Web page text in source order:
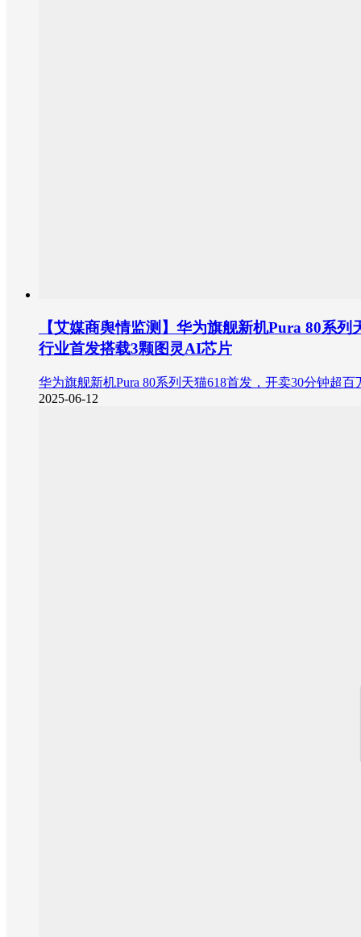
【艾媒商舆情监测】华为旗舰新机Pura 80系
行业首发搭载3颗图灵AI芯片
华为旗舰新机Pura 80系列天猫618首发，开卖30分钟超
2025-06-12